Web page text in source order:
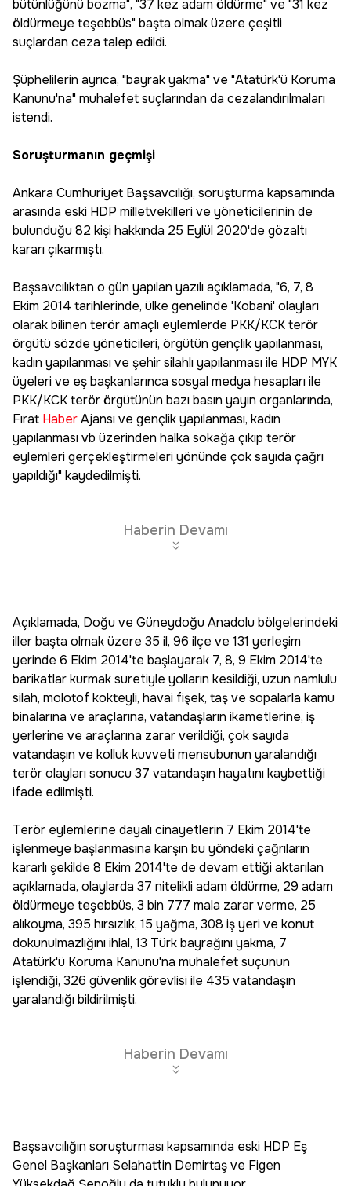
bütünlüğünü bozma", "37 kez adam öldürme" ve "31 kez
öldürmeye teşebbüs" başta olmak üzere çeşitli
suçlardan ceza talep edildi.
Şüphelilerin ayrıca, "bayrak yakma" ve "Atatürk'ü Koruma
Kanunu'na" muhalefet suçlarından da cezalandırılmaları
istendi.
Soruşturmanın geçmişi
Ankara Cumhuriyet Başsavcılığı, soruşturma kapsamında
arasında eski HDP milletvekilleri ve yöneticilerinin de
bulunduğu 82 kişi hakkında 25 Eylül 2020'de gözaltı
kararı çıkarmıştı.
Başsavcılıktan o gün yapılan yazılı açıklamada, "6, 7, 8
Ekim 2014 tarihlerinde, ülke genelinde 'Kobani' olayları
olarak bilinen terör amaçlı eylemlerde PKK/KCK terör
örgütü sözde yöneticileri, örgütün gençlik yapılanması,
kadın yapılanması ve şehir silahlı yapılanması ile HDP MYK
üyeleri ve eş başkanlarınca sosyal medya hesapları ile
PKK/KCK terör örgütünün bazı basın yayın organlarında,
Fırat HaberAjansı ve gençlik yapılanması, kadın
yapılanması vb üzerinden halka sokağa çıkıp terör
eylemleri gerçekleştirmeleri yönünde çok sayıda çağrı
yapıldığı" kaydedilmişti.
Haberin Devamı
Açıklamada, Doğu ve Güneydoğu Anadolu bölgelerindeki
iller başta olmak üzere 35 il, 96 ilçe ve 131 yerleşim
yerinde 6 Ekim 2014'te başlayarak 7, 8, 9 Ekim 2014'te
barikatlar kurmak suretiyle yolların kesildiği, uzun namlulu
silah, molotof kokteyli, havai fişek, taş ve sopalarla kamu
binalarına ve araçlarına, vatandaşların ikametlerine, iş
yerlerine ve araçlarına zarar verildiği, çok sayıda
vatandaşın ve kolluk kuvveti mensubunun yaralandığı
terör olayları sonucu 37 vatandaşın hayatını kaybettiği
ifade edilmişti.
Terör eylemlerine dayalı cinayetlerin 7 Ekim 2014'te
işlenmeye başlanmasına karşın bu yöndeki çağrıların
kararlı şekilde 8 Ekim 2014'te de devam ettiği aktarılan
açıklamada, olaylarda 37 nitelikli adam öldürme, 29 adam
öldürmeye teşebbüs, 3 bin 777 mala zarar verme, 25
alıkoyma, 395 hırsızlık, 15 yağma, 308 iş yeri ve konut
dokunulmazlığını ihlal, 13 Türk bayrağını yakma, 7
Atatürk'ü Koruma Kanunu'na muhalefet suçunun
işlendiği, 326 güvenlik görevlisi ile 435 vatandaşın
yaralandığı bildirilmişti.
Haberin Devamı
Başsavcılığın soruşturması kapsamında eski HDP Eş
Genel Başkanları Selahattin Demirtaş ve Figen